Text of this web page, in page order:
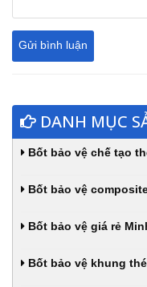
DANH MỤC
Bốt bảo vệ chế tạo
Bốt bảo vệ
Bốt bảo vệ giá rẻ
Bốt bảo vệ khung